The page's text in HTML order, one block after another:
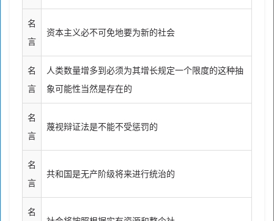
名
言
资本主义必不可免地要为新的社会
名
言
人类数量增多到必须为其增长规定一个限度的这种抽
象可能性当然是存在的
名
言
蔑视辩证法是不能不受惩罚的
名
言
共和国是无产阶级将来进行统治的
名